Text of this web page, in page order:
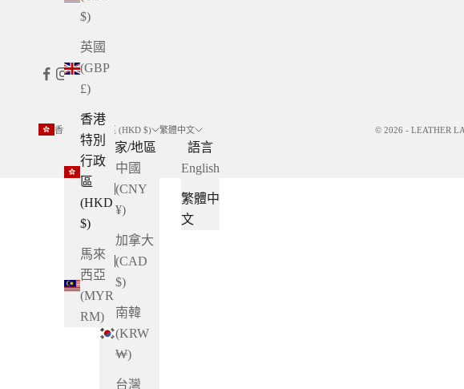
$)
英國
(GBP
£)
香港
特別
行政
區
(HKD
$)
馬來
西亞
(MYR
RM)
香港特別行政區 (HKD $)
國家/地區
中國
(CNY
¥)
加拿大
(CAD
$)
南韓
(KRW
₩)
台灣
繁體中文
語言
English
繁體中
文
© 2026 - LEATHER